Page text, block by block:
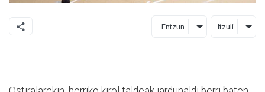
Entzun Itzuli